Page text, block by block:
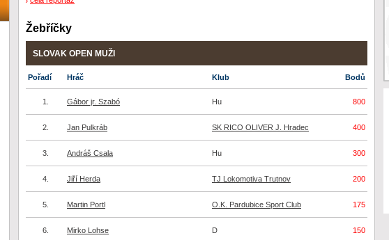
Žebříčky
SLOVAK OPEN MUŽI
Pořadí Hráč Klub Bodů
1. Gábor jr. Szabó Hu 800
2. Jan Pulkráb SK RICO OLIVER J. Hradec 400
3. Andráš Csala Hu 300
4. Jiří Herda TJ Lokomotiva Trutnov 200
5. Martin Portl O.K. Pardubice Sport Club 175
6. Mirko Lohse D 150